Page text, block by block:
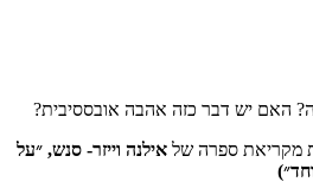
האם יש דבר כזה אהבה אובססיבית?
מקריאת ספרה של אילנה וייזר- סנש, ״על